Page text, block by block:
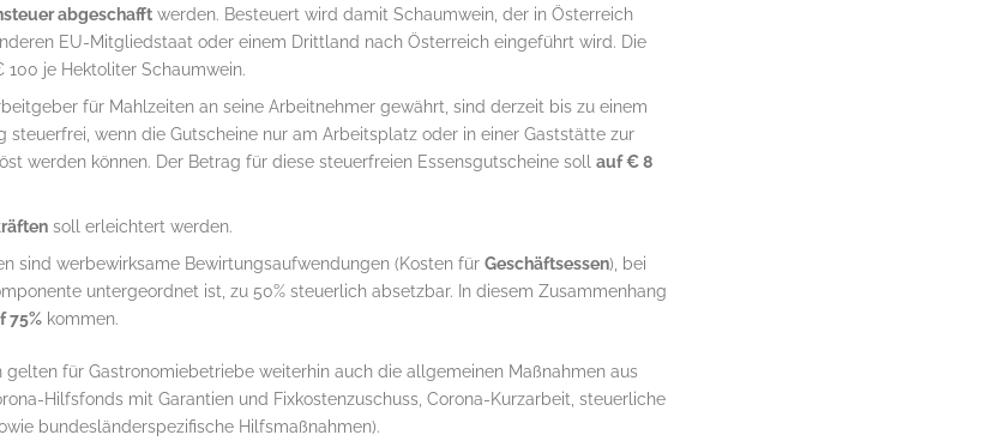
abgeschafft werden. Besteuert wird damit Schaumwein, der in Österreich
EU-Mitgliedstaat oder einem Drittland nach Österreich eingeführt wird. Die
je Hektoliter Schaumwein.
für Mahlzeiten an seine Arbeitnehmer gewährt, sind derzeit bis zu einem
steuerfrei, wenn die Gutscheine nur am Arbeitsplatz oder in einer Gaststätte zur
werden können. Der Betrag für diese steuerfreien Essensgutscheine soll auf € 8
soll erleichtert werden.
sind werbewirksame Bewirtungsaufwendungen (Kosten für Geschäftsessen), bei
untergeordnet ist, zu 50% steuerlich absetzbar. In diesem Zusammenhang
75% kommen.
gelten für Gastronomiebetriebe weiterhin auch die allgemeinen Maßnahmen aus
Hilfsfonds mit Garantien und Fixkostenzuschuss, Corona-Kurzarbeit, steuerliche
bundesländerspezifische Hilfsmaßnahmen).